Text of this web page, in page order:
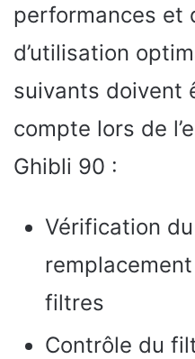
performances et
d’utilisation
suivants doivent
compte lors de
Ghibli 90 :
Vérification
filtres
Contrôle du